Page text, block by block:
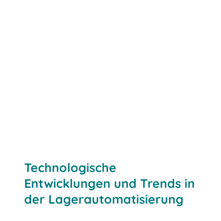
Technologische
Entwicklungen und Trends in
der Lagerautomatisierung